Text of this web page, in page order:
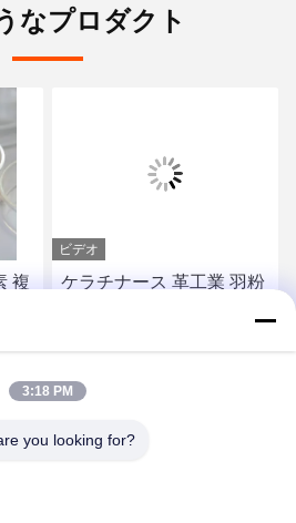
なプロダクト
複
ビデオ
ケラチナース 革工業 羽粉
3:18 PM
you looking for?